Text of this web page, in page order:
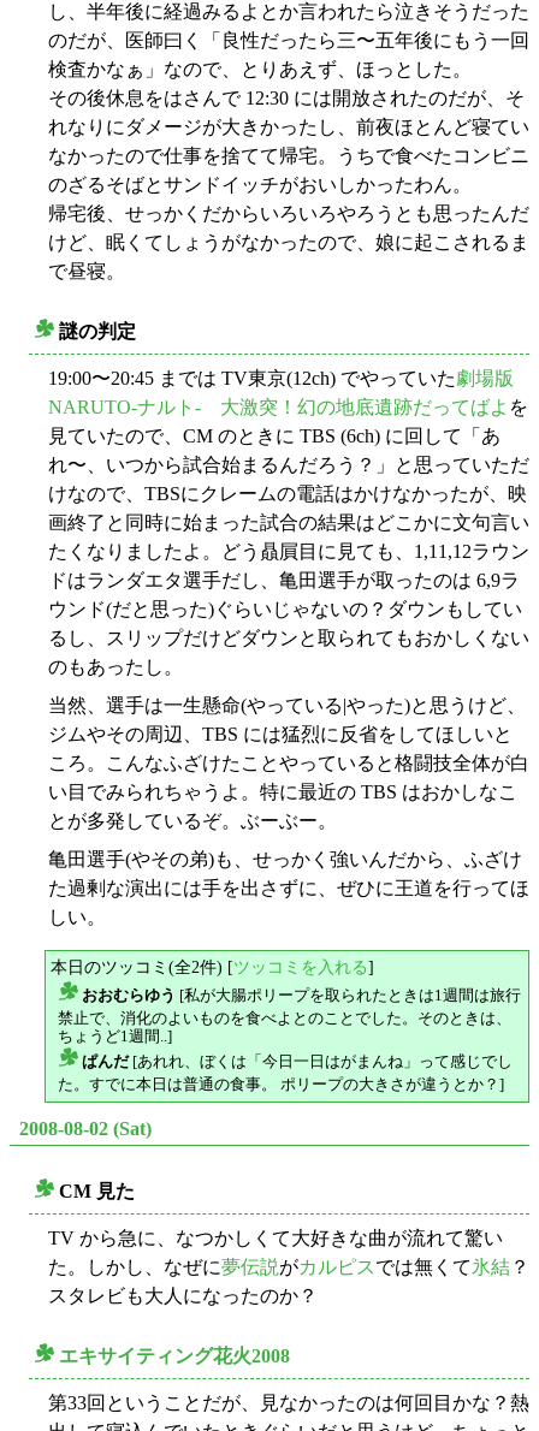
し、半年後に経過みるよとか言われたら泣きそうだった
のだが、医師曰く「良性だったら三〜五年後にもう一回
検査かなぁ」なので、とりあえず、ほっとした。
その後休息をはさんで 12:30 には開放されたのだが、そ
れなりにダメージが大きかったし、前夜ほとんど寝てい
なかったので仕事を捨てて帰宅。うちで食べたコンビニ
のざるそばとサンドイッチがおいしかったわん。
帰宅後、せっかくだからいろいろやろうとも思ったんだ
けど、眠くてしょうがなかったので、娘に起こされるま
で昼寝。
謎の判定
19:00〜20:45 までは TV東京(12ch) でやっていた劇場版
NARUTO-ナルト- 大激突！幻の地底遺跡だってばよ を
見ていたので、CM のときに TBS (6ch) に回して「あ
れ〜、いつから試合始まるんだろう？」と思っていただ
けなので、TBSにクレームの電話はかけなかったが、映
画終了と同時に始まった試合の結果はどこかに文句言い
たくなりましたよ。どう贔屓目に見ても、1,11,12ラウン
ドはランダエタ選手だし、亀田選手が取ったのは 6,9ラ
ウンド(だと思った)ぐらいじゃないの？ダウンもしてい
るし、スリップだけどダウンと取られてもおかしくない
のもあったし。
当然、選手は一生懸命(やっている|やった)と思うけど、
ジムやその周辺、TBS には猛烈に反省をしてほしいと
ころ。こんなふざけたことやっていると格闘技全体が白
い目でみられちゃうよ。特に最近の TBS はおかしなこ
とが多発しているぞ。ぶーぶー。
亀田選手(やその弟)も、せっかく強いんだから、ふざけ
た過剰な演出には手を出さずに、ぜひに王道を行ってほ
しい。
本日のツッコミ(全2件) [ツッコミを入れる]
おおむらゆう [私が大腸ポリープを取られたときは1週間は旅行
禁止で、消化のよいものを食べよとのことでした。そのときは、
ちょうど1週間..]
ぱんだ[あれれ、ぼくは「今日一日はがまんね」って感じでし
た。すでに本日は普通の食事。 ポリープの大きさが違うとか？]
2008-08-02 (Sat)
CM 見た
TV から急に、なつかしくて大好きな曲が流れて驚い
た。しかし、なぜに夢伝説がカルピス では無くて氷結 ？
スタレビも大人になったのか？
エキサイティング花火2008
第33回ということだが、見なかったのは何回目かな？熱